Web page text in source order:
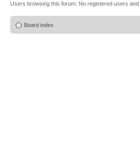
Users browsing this forum: No registered users
Board index